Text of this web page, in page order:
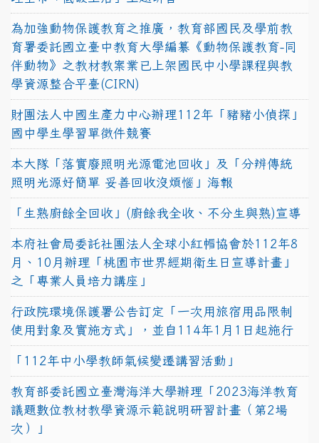
為加強動物保護教育之推廣，教育部國民及學前教
育署委託國立臺中教育大學編纂《動物保護教育-同
伴動物》之教材教案業已上架國民中小學課程與教
學資源整合平臺(CIRN)
財團法人中國生產力中心辦理112年「豬豬小偵探」
國中學生學習單徵件競賽
本大隊「落實廢照明光源電池回收」及「分辨傳統
照明光源好簡單 妥善回收沒煩惱」海報
「生熟廚餘全回收」(廚餘我全收、不分生與熟)宣導
本府社會局委託社團法人全球小紅帽協會於112年8
月、10月辦理「桃園市世界經期衛生日宣導計畫」
之「專業人員培力講座」
行政院環境保護署公告訂定「一次用旅宿用品限制
使用對象及實施方式」，並自114年1月1日起施行
「112年中小學教師氣候變遷講習活動」
教育部委託國立臺灣海洋大學辦理「2023海洋教育
議題數位教材教學資源示範說明研習計畫（第2場
次）」